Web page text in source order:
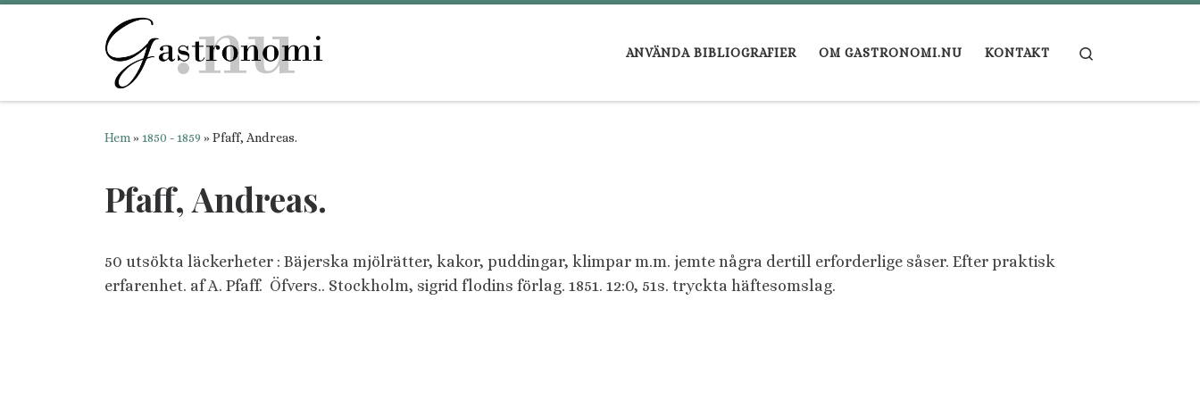
Hoppa till innehåll
ANVÄNDA BIBLIOGRAFIER OM GASTRONOMI.NU KONTAKT
Hem »1850 - 1859 »Pfaff, Andreas.
Pfaff, Andreas.
50 utsökta läckerheter : Bäjerska mjölrätter, kakor, puddingar, klimpar m.m. jemte några dertill erforderlige såser. Efter praktisk
erfarenhet. af A. Pfaff. Öfvers.. Stockholm, sigrid flodins förlag. 1851. 12:0, 51s. tryckta häftesomslag.